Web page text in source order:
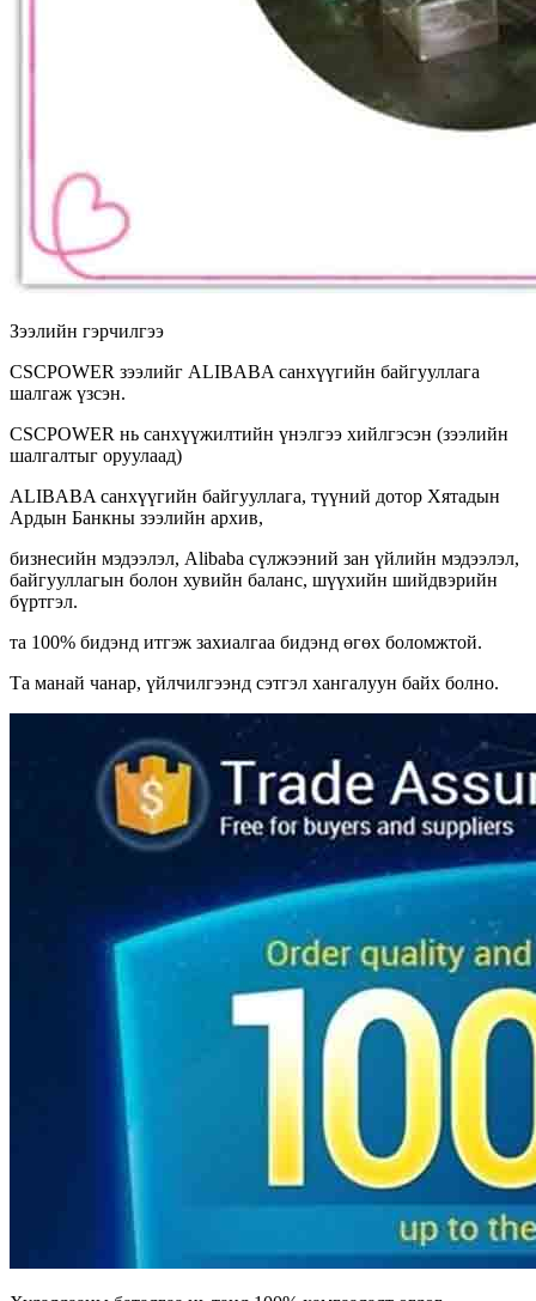
Зээлийн гэрчилгээ
CSCPOWER зээлийг ALIBABA санхүүгийн байгууллага
шалгаж үзсэн.
CSCPOWER нь санхүүжилтийн үнэлгээ хийлгэсэн (зээлийн
шалгалтыг оруулаад)
ALIBABA санхүүгийн байгууллага, түүний дотор Хятадын
Ардын Банкны зээлийн архив,
бизнесийн мэдээлэл, Alibaba сүлжээний зан үйлийн мэдээлэл,
байгууллагын болон хувийн баланс, шүүхийн шийдвэрийн
бүртгэл.
та 100% бидэнд итгэж захиалгаа бидэнд өгөх боломжтой.
Та манай чанар, үйлчилгээнд сэтгэл хангалуун байх болно.